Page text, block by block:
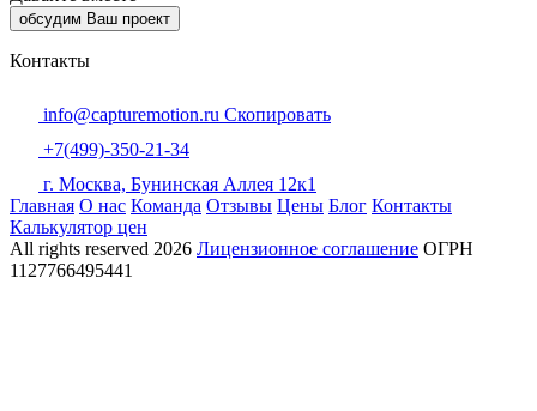
обсудим Ваш проект
Контакты
info@capturemotion.ru Скопировать
+7(499)-350-21-34
г. Москва, Бунинская Аллея 12к1
Главная О нас Команда Отзывы Цены Блог Контакты
Калькулятор цен
All rights reserved 2026 Лицензионное соглашение ОГРН
1127766495441